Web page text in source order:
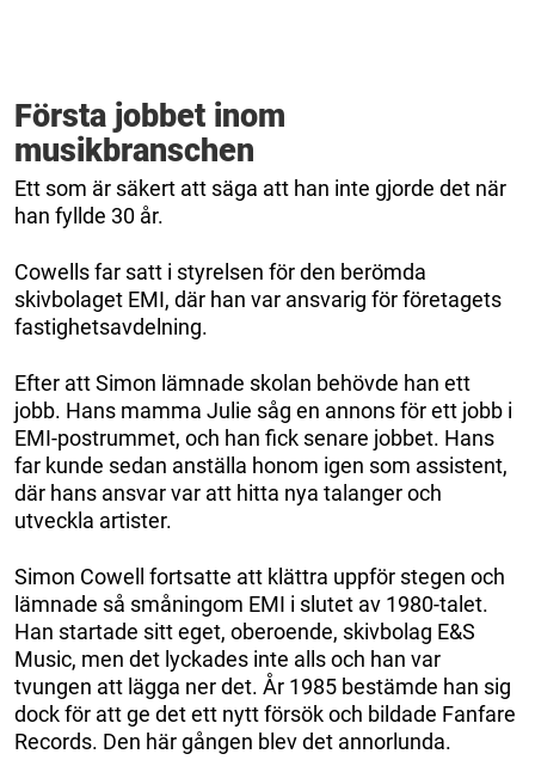
Första jobbet inom
musikbranschen
Ett som är säkert att säga att han inte gjorde det när
han fyllde 30 år.
Cowells far satt i styrelsen för den berömda
skivbolaget EMI, där han var ansvarig för företagets
fastighetsavdelning.
Efter att Simon lämnade skolan behövde han ett
jobb. Hans mamma Julie såg en annons för ett jobb i
EMI-postrummet, och han fick senare jobbet. Hans
far kunde sedan anställa honom igen som assistent,
där hans ansvar var att hitta nya talanger och
utveckla artister.
Simon Cowell fortsatte att klättra uppför stegen och
lämnade så småningom EMI i slutet av 1980-talet.
Han startade sitt eget, oberoende, skivbolag E&S
Music, men det lyckades inte alls och han var
tvungen att lägga ner det. År 1985 bestämde han sig
dock för att ge det ett nytt försök och bildade Fanfare
Records. Den här gången blev det annorlunda.